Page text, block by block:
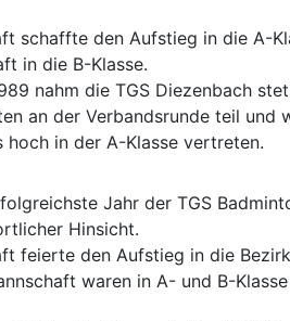
schaffte den Aufstieg in die A-
in die B-Klasse.
nahm die TGS Diezenbach
an der Verbandsrunde teil und
hoch in der A-Klasse vertreten.
Jahr der TGS
Hinsicht.
feierte den Aufstieg in die
waren in A- und B-Klasse